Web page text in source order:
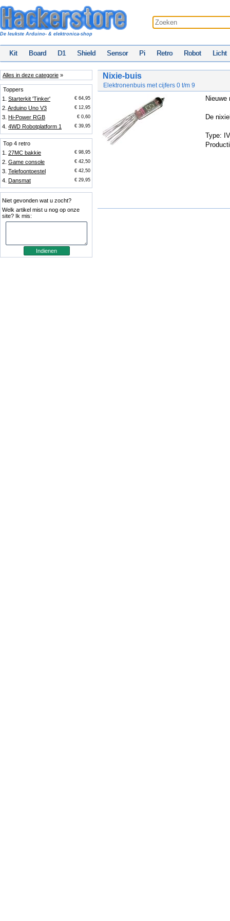
De leukste Arduino- & elektronica-shop
Kit Board D1 Shield Sensor Pi Retro Robot Licht
Alles in deze categorie »
Toppers
1. Starterkit 'Tinker' € 64,95
2. Arduino Uno V3 € 12,95
3. Hi-Power RGB € 0,60
4. 4WD Robotplatform 1 € 39,95
Top 4 retro
1. 27MC bakkie € 98,95
2. Game console € 42,50
3. Telefoontoestel € 42,50
4. Dansmat € 29,95
Niet gevonden wat u zocht?
Welk artikel mist u nog op onze
site? Ik mis:
Nixie-buis
Elektronenbuis met cijfers 0 t/m 9
De
Type: